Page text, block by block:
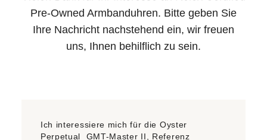
Pre-Owned Armbanduhren. Bitte geben Sie
Ihre Nachricht nachstehend ein, wir freuen
uns, Ihnen behilflich zu sein.